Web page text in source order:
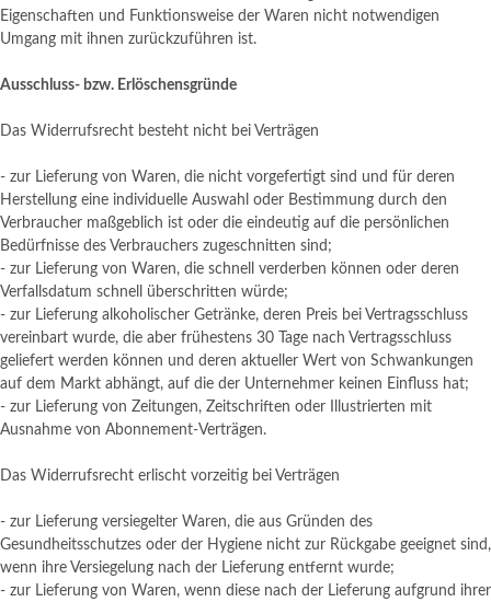
Eigenschaften und Funktionsweise der Waren nicht notwendigen
Umgang mit ihnen zurückzuführen ist.
Ausschluss- bzw. Erlöschensgründe
Das Widerrufsrecht besteht nicht bei Verträgen
- zur Lieferung von Waren, die nicht vorgefertigt sind und für deren
Herstellung eine individuelle Auswahl oder Bestimmung durch den
Verbraucher maßgeblich ist oder die eindeutig auf die persönlichen
Bedürfnisse des Verbrauchers zugeschnitten sind;
- zur Lieferung von Waren, die schnell verderben können oder deren
Verfallsdatum schnell überschritten würde;
- zur Lieferung alkoholischer Getränke, deren Preis bei Vertragsschluss
vereinbart wurde, die aber frühestens 30 Tage nach Vertragsschluss
geliefert werden können und deren aktueller Wert von Schwankungen
auf dem Markt abhängt, auf die der Unternehmer keinen Einfluss hat;
- zur Lieferung von Zeitungen, Zeitschriften oder Illustrierten mit
Ausnahme von Abonnement-Verträgen.
Das Widerrufsrecht erlischt vorzeitig bei Verträgen
- zur Lieferung versiegelter Waren, die aus Gründen des
Gesundheitsschutzes oder der Hygiene nicht zur Rückgabe geeignet sind,
wenn ihre Versiegelung nach der Lieferung entfernt wurde;
- zur Lieferung von Waren, wenn diese nach der Lieferung aufgrund ihrer